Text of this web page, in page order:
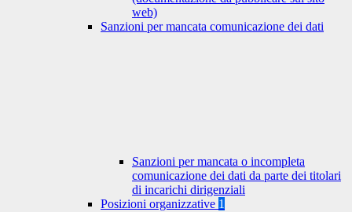
web)
Sanzioni per mancata comunicazione dei dati
Sanzioni per mancata o incompleta
comunicazione dei dati da parte dei titolari
di incarichi dirigenziali
Posizioni organizzative 1